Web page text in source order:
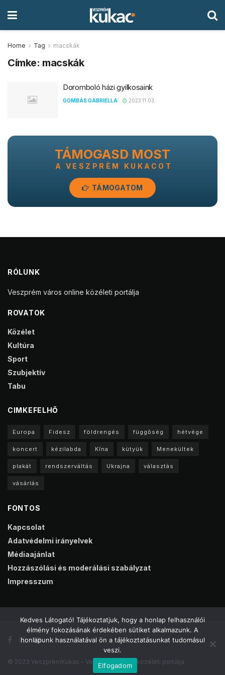
Home Tag macskák
Címke: macskák
Doromboló házi gyilkosaink
GOMBÁS GABRIELLA 2023.11.03.
TÁMOGASD MOST
A VESZPRÉM KUKACOT
TÁMOGATOM
RÓLUNK
Veszprém város online közéleti portálja
ROVATOK
Közélet
Kultúra
Sport
Szubjektív
Tabu
CIMKEFELHŐ
Europa Fidesz földrengés függőség hétvége
koncert kézilabda Kína kütyük Menekültek
plakát rendszerváltás Ukrajna választás
vásárlás
FONTOS
Kapcsolat
Adatvédelmi irányelvek
Médiaajánlat
Hozzászólási és moderálási szabályzat
Impresszum
© 2023 VeszprémKukac - Veszprém online közéleti portálja
Kedves Látogató! Tájékoztatjuk, hogy a honlap felhasználói
élmény fokozásának érdekében sütiket alkalmazunk. A
honlapunk használatával ön a tájékoztatásunkat tudomásul
veszi.
Elfogadom